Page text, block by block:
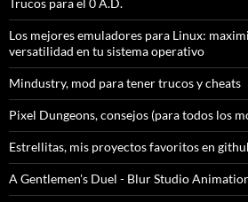
Trucos para el 0 A.D.
Los mejores emuladores para Linux:
versatilidad en tu sistema operativo
Mindustry, mod para tener trucos y cheats
Pixel Dungeons, consejos (para todos los
Estrellitas, mis proyectos favoritos en
A Gentlemen's Duel - Blur Studio